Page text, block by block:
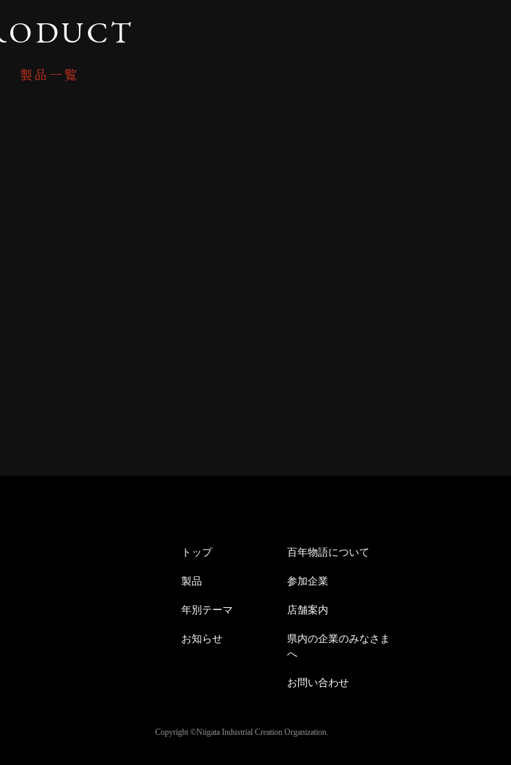
製品一覧
トップ 百年物語について
製品 参加企業
年別テーマ 店舗案内
お知らせ
県内の企業のみなさま
へ
お問い合わせ
Copyright ©Niigata Industrial Creation Organization.